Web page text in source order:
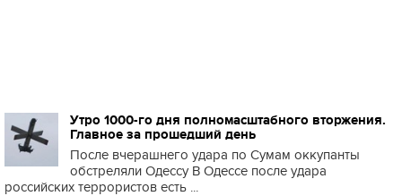
Утро 1000-го дня полномасштабного вторжения.
Главное за прошедший день
После вчерашнего удара по Сумам оккупанты
обстреляли Одессу В Одессе после удара
российских террористов есть ...